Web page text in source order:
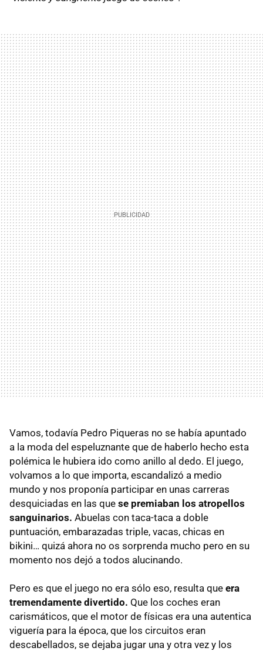
Vamos, todavía Pedro Piqueras no se había apuntado
a la moda del espeluznante que de haberlo hecho esta
polémica le hubiera ido como anillo al dedo. El juego,
volvamos a lo que importa, escandalizó a medio
mundo y nos proponía participar en unas carreras
desquiciadas en las que se premiaban los atropellos
sanguinarios. Abuelas con taca-taca a doble
puntuación, embarazadas triple, vacas, chicas en
bikini… quizá ahora no os sorprenda mucho pero en su
momento nos dejó a todos alucinando.
Pero es que el juego no era sólo eso, resulta que era
tremendamente divertido. Que los coches eran
carismáticos, que el motor de físicas era una autentica
viguería para la época, que los circuitos eran
descabellados, se dejaba jugar una y otra vez y los